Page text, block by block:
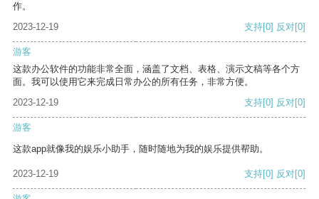
作。
2023-12-19
支持[0] 反对[0]
游客
这款办公软件的功能非常全面，涵盖了文档、表格、演示文稿等各个方
面。我可以使用它来完成日常办公的所有任务，非常方便。
2023-12-19
支持[0] 反对[0]
游客
这款app就像我的娱乐小助手，随时随地为我的娱乐提供帮助。
2023-12-19 支持[0] 反对[0]